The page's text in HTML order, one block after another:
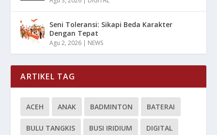
Seni Toleransi: Sikapi Beda Karakter
Dengan Tepat
Agu 2, 2026 | NEWS
ARTIKEL TAG
ACEH ANAK BADMINTON BATERAI
BULU TANGKIS BUSI IRIDIUM DIGITAL